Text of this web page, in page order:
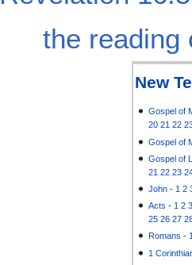
the reading
New
Gospel of
20 21 22
Gospel of
Gospel of
21 22 23
John - 1 2
Acts - 1 2
25 26 27
Romans -
1